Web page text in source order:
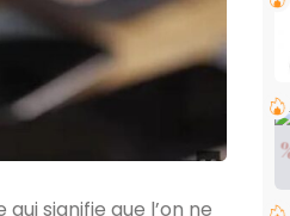
signifie que l’on ne